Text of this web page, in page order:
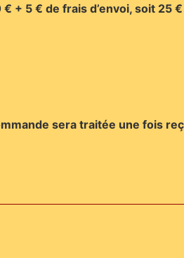
€ + 5 € de frais d’envoi, soit 25
sera traitée une fois